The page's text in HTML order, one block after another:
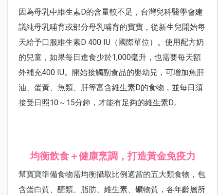
因為母乳中維生素D的含量較不足，台灣兒科醫學會建
議純母乳哺育或部分母乳哺育的寶寶，從新生兒開始每
天給予口服維生素D 400 IU（國際單位）。使用配方奶
的兒童，如果每日進食少於1,000毫升，也需要每天額
外補充400 IU。開始接觸副食品的嬰幼兒，可增加魚肝
油、蛋黃、魚類、肝等富含維生素D的食物，並每日須
接受日照10～15分鐘，才能有足夠的維生素D。
均衡飲食＋健康烹調，打造黃金免疫力
幫寶寶準備食物需均衡攝取比例適當的五大類食物，包
含蛋白質、醣類、脂肪、維生素、礦物質，各年齡層所